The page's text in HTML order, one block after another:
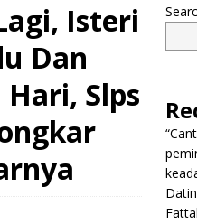
Isteri
Dan
Slps